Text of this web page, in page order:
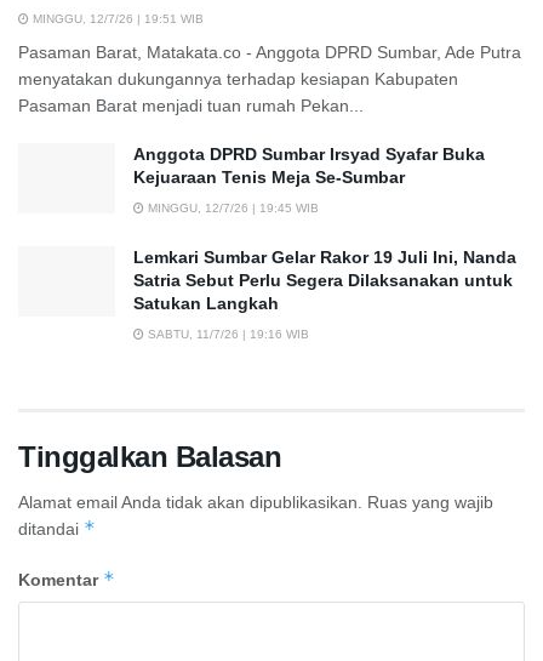
MINGGU, 12/7/26 | 19:51 WIB
Pasaman Barat, Matakata.co - Anggota DPRD Sumbar, Ade Putra
menyatakan dukungannya terhadap kesiapan Kabupaten
Pasaman Barat menjadi tuan rumah Pekan...
Anggota DPRD Sumbar Irsyad Syafar Buka
Kejuaraan Tenis Meja Se-Sumbar
MINGGU, 12/7/26 | 19:45 WIB
Lemkari Sumbar Gelar Rakor 19 Juli Ini, Nanda
Satria Sebut Perlu Segera Dilaksanakan untuk
Satukan Langkah
SABTU, 11/7/26 | 19:16 WIB
Tinggalkan Balasan
Alamat email Anda tidak akan dipublikasikan. Ruas yang wajib
ditandai *
Komentar *